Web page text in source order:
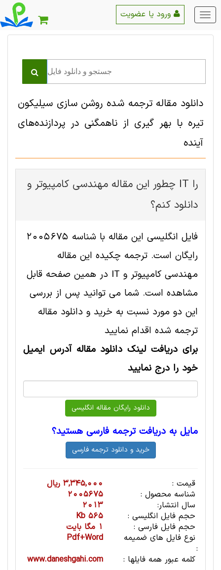
منو
اصلی
دانلود مقاله ترجمه شده روشن سازی سیلیکون
تیره با بهر گیری از ناهمگنی در پردازنده‌های
آینده
چطور این مقاله مهندسی کامپیوتر و IT را
دانلود کنم؟
فایل انگلیسی این مقاله با شناسه 2005675
رایگان است. ترجمه چکیده این مقاله
مهندسی کامپیوتر و IT در همین صفحه قابل
مشاهده است. شما می توانید پس از بررسی
این دو مورد نسبت به خرید و دانلود مقاله
ترجمه شده اقدام نمایید
برای دریافت لینک دانلود مقاله آدرس ایمیل
خود را درج نمایید
مایل به دریافت ترجمه فارسی هستید؟
قیمت :
3,345,000 ریال
شناسه محصول :
2005675
سال انتشار:
2013
حجم فایل انگلیسی :
565 Kb
حجم فایل فارسی :
1 مگا بایت
نوع فایل های ضمیمه
:
Pdf+Word
کلمه عبور همه فایلها :
www.daneshgahi.com